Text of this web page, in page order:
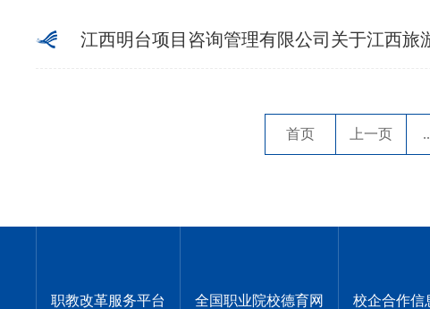
江西明台项目咨询管理有限公司关于江西旅
首页 上一页
职教改革服务平台 全国职业院校德育网 校企合作信